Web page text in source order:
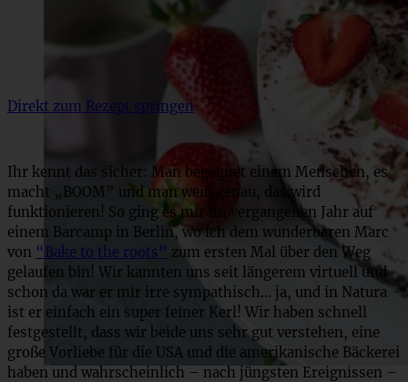
Direkt zum Rezept springen
Ihr kennt das sicher: Man begegnet einem Menschen, es
macht „BOOM” und man weiß genau, das wird
funktionieren! So ging es mir im vergangenen Jahr auf
einem Barcamp in Berlin, wo ich dem wunderbaren Marc
von “Bake to the roots” zum ersten Mal über den Weg
gelaufen bin! Wir kannten uns seit längerem virtuell und
schon da war er mir irre sympathisch… ja, und in Natura
ist er einfach ein super feiner Kerl! Wir haben schnell
festgestellt, dass wir beide uns sehr gut verstehen, eine
große Vorliebe für die USA und die amerikanische Bäckerei
haben und wahrscheinlich – nach jüngsten Ereignissen –